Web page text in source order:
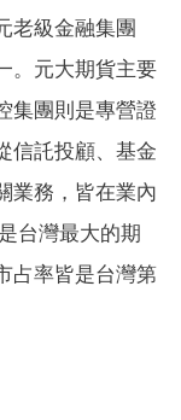
老級金融集團
。元大期貨主要
集團則是專營證
信託投顧、基金
業務，皆在業內
台灣最大的期
占率皆是台灣第